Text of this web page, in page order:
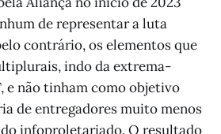
de representar a luta
contrário, os elementos que
indo da extrema-
e não tinham como objetivo
de entregadores muito menos
infoproletariado. O resultado